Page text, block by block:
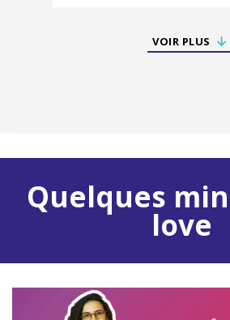
VOIR PLUS
Quelques
love